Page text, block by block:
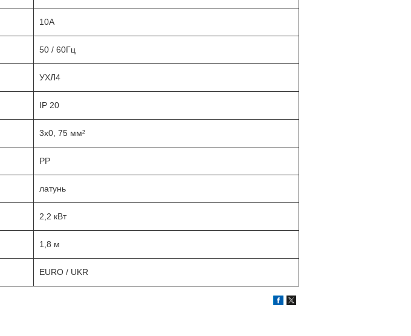
10А
50 / 60Гц
УХЛ4
IP 20
3х0, 75 мм²
PP
латунь
2,2 кВт
1,8 м
EURO / UKR